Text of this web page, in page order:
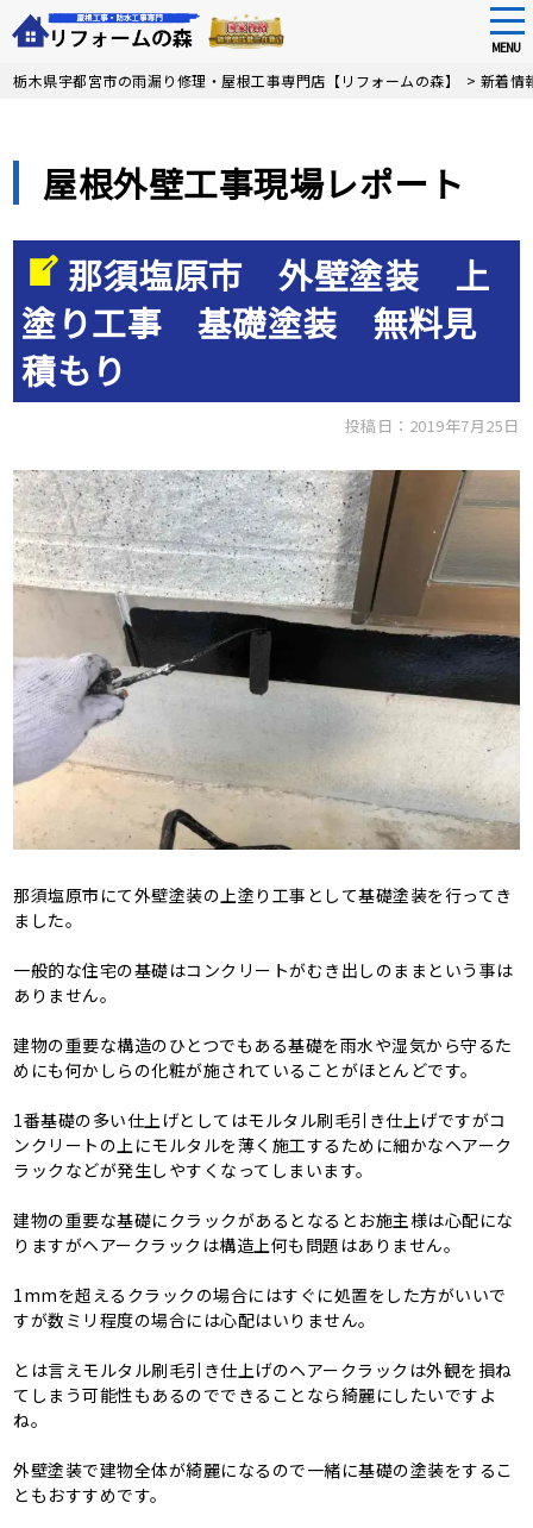
Skip
MENU
栃木県宇都宮市の雨漏り修理・屋根工事専門店【リフォームの森】 > 新着情
屋根外壁工事現場レポート
那須塩原市 外壁塗装 上
塗り工事 基礎塗装 無料見
積もり
投稿日：2019年7月25日
那須塩原市にて外壁塗装の上塗り工事として基礎塗装を行ってき
ました。
一般的な住宅の基礎はコンクリートがむき出しのままという事は
ありません。
建物の重要な構造のひとつでもある基礎を雨水や湿気から守るた
めにも何かしらの化粧が施されていることがほとんどです。
1番基礎の多い仕上げとしてはモルタル刷毛引き仕上げですがコ
ンクリートの上にモルタルを薄く施工するために細かなヘアーク
ラックなどが発生しやすくなってしまいます。
建物の重要な基礎にクラックがあるとなるとお施主様は心配にな
りますがヘアークラックは構造上何も問題はありません。
1mmを超えるクラックの場合にはすぐに処置をした方がいいで
すが数ミリ程度の場合には心配はいりません。
とは言えモルタル刷毛引き仕上げのヘアークラックは外観を損ね
てしまう可能性もあるのでできることなら綺麗にしたいですよ
ね。
外壁塗装で建物全体が綺麗になるので一緒に基礎の塗装をするこ
ともおすすめです。